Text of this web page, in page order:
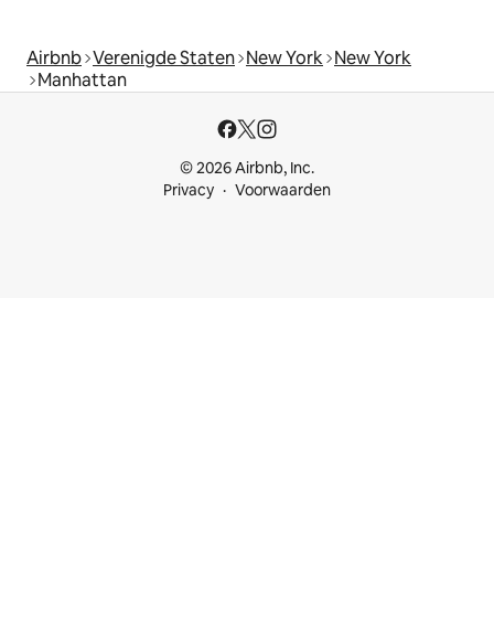
Airbnb Verenigde Staten New York New York
Manhattan
© 2026 Airbnb, Inc.
Privacy
Voorwaarden